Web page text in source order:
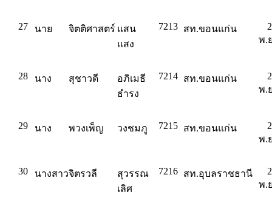
27 นาย จิตติศาสตร์ แสน
แสง
7213 สท.ขอนแก่น
พ.
28 นาง สุชาวดี
อภิเมธี
ธำรง
7214 สท.ขอนแก่น
พ.
29 นาง พวงเพ็ญ วงชมภู 7215 สท.ขอนแก่น
พ.
30 นางสาวจิตรวลี
สุวรรณ
เลิศ
7216 สท.อุบลราชธานี
พ.